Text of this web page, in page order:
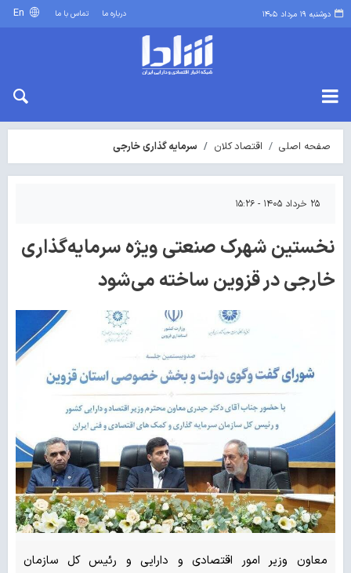
دوشنبه ۱۹ مرداد ۱۴۰۵ درباره ما تماس با ما
صفحه اصلی اقتصاد کلان سرمایه گذاری خارجی
۲۵ خرداد ۱۴۰۵ - ۱۵:۲۶
نخستین شهرک صنعتی ویژه سرمایه‌گذاری
خارجی در قزوین ساخته می‌شود
معاون وزیر امور اقتصادی و دارایی و رئیس کل سازمان